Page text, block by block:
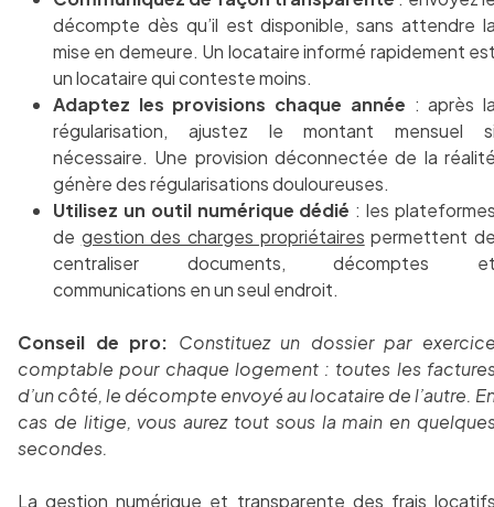
décompte dès qu’il est disponible, sans attendre
mise en demeure. Un locataire informé rapidement
un locataire qui conteste moins.
Adaptez les provisions chaque année : après
régularisation, ajustez le montant mensuel
nécessaire. Une provision déconnectée de la
génère des régularisations douloureuses.
Utilisez un outil numérique dédié : les
de gestion des charges propriétaires permettent
centraliser documents, décomptes
communications en un seul endroit.
Conseil de pro: Constituez un dossier par
comptable pour chaque logement : toutes les
d’un côté, le décompte envoyé au locataire de l’autre.
cas de litige, vous aurez tout sous la main en
secondes.
La gestion numérique et transparente des frais